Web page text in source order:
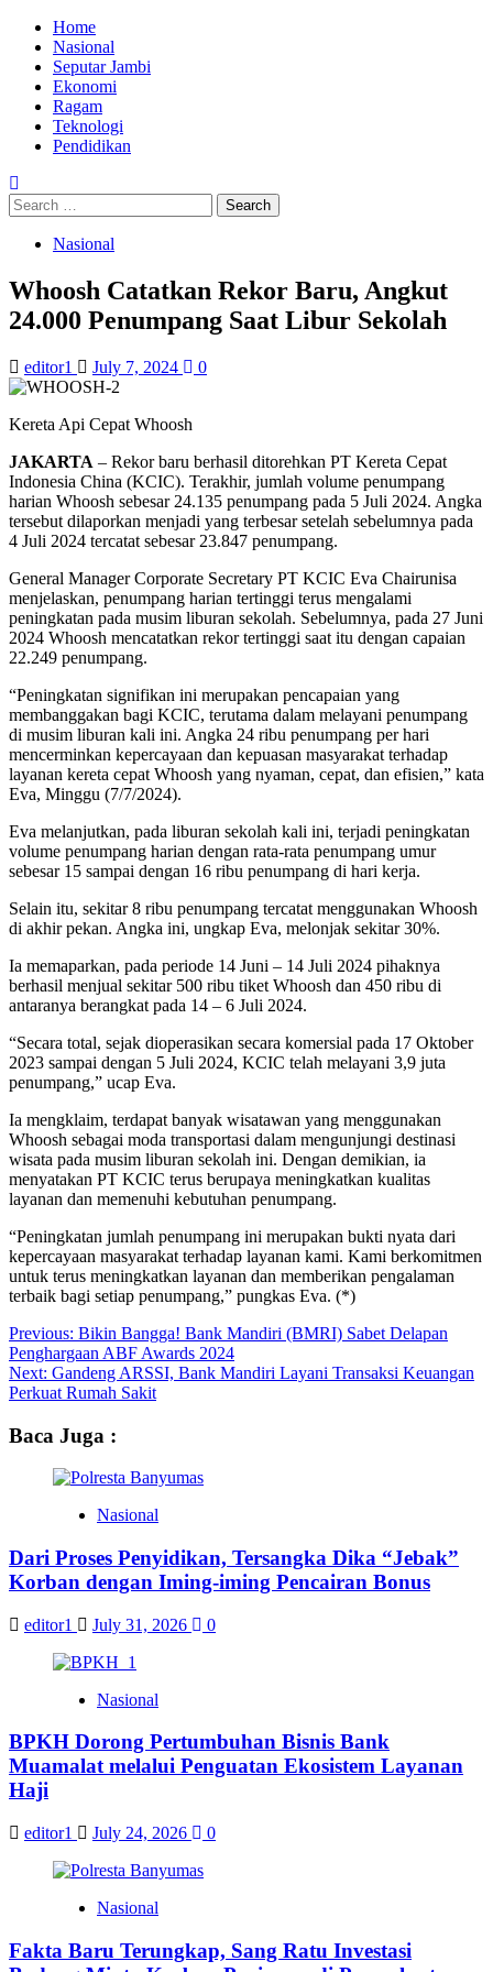
Skip
content
Primary
Menu
Home
Nasional
Seputar Jambi
Ekonomi
Ragam
Teknologi
Pendidikan
Search
for:
Nasional
Whoosh Catatkan Rekor Baru, Angkut
24.000 Penumpang Saat Libur Sekolah
editor1 July 7, 2024 0
Kereta Api Cepat Whoosh
JAKARTA – Rekor baru berhasil ditorehkan PT Kereta Cepat
Indonesia China (KCIC). Terakhir, jumlah volume penumpang
harian Whoosh sebesar 24.135 penumpang pada 5 Juli 2024. Angka
tersebut dilaporkan menjadi yang terbesar setelah sebelumnya pada
4 Juli 2024 tercatat sebesar 23.847 penumpang.
General Manager Corporate Secretary PT KCIC Eva Chairunisa
menjelaskan, penumpang harian tertinggi terus mengalami
peningkatan pada musim liburan sekolah. Sebelumnya, pada 27 Juni
2024 Whoosh mencatatkan rekor tertinggi saat itu dengan capaian
22.249 penumpang.
“Peningkatan signifikan ini merupakan pencapaian yang
membanggakan bagi KCIC, terutama dalam melayani penumpang
di musim liburan kali ini. Angka 24 ribu penumpang per hari
mencerminkan kepercayaan dan kepuasan masyarakat terhadap
layanan kereta cepat Whoosh yang nyaman, cepat, dan efisien,” kata
Eva, Minggu (7/7/2024).
Eva melanjutkan, pada liburan sekolah kali ini, terjadi peningkatan
volume penumpang harian dengan rata-rata penumpang umur
sebesar 15 sampai dengan 16 ribu penumpang di hari kerja.
Selain itu, sekitar 8 ribu penumpang tercatat menggunakan Whoosh
di akhir pekan. Angka ini, ungkap Eva, melonjak sekitar 30%.
Ia memaparkan, pada periode 14 Juni – 14 Juli 2024 pihaknya
berhasil menjual sekitar 500 ribu tiket Whoosh dan 450 ribu di
antaranya berangkat pada 14 – 6 Juli 2024.
“Secara total, sejak dioperasikan secara komersial pada 17 Oktober
2023 sampai dengan 5 Juli 2024, KCIC telah melayani 3,9 juta
penumpang,” ucap Eva.
Ia mengklaim, terdapat banyak wisatawan yang menggunakan
Whoosh sebagai moda transportasi dalam mengunjungi destinasi
wisata pada musim liburan sekolah ini. Dengan demikian, ia
menyatakan PT KCIC terus berupaya meningkatkan kualitas
layanan dan memenuhi kebutuhan penumpang.
“Peningkatan jumlah penumpang ini merupakan bukti nyata dari
kepercayaan masyarakat terhadap layanan kami. Kami berkomitmen
untuk terus meningkatkan layanan dan memberikan pengalaman
terbaik bagi setiap penumpang,” pungkas Eva. (*)
Post
navigation
Previous: Bikin Bangga! Bank Mandiri (BMRI) Sabet Delapan
Penghargaan ABF Awards 2024
Next: Gandeng ARSSI, Bank Mandiri Layani Transaksi Keuangan
Perkuat Rumah Sakit
Baca Juga :
Nasional
Dari Proses Penyidikan, Tersangka Dika “Jebak”
Korban dengan Iming-iming Pencairan Bonus
editor1 July 31, 2026 0
Nasional
BPKH Dorong Pertumbuhan Bisnis Bank
Muamalat melalui Penguatan Ekosistem Layanan
Haji
editor1 July 24, 2026 0
Nasional
Fakta Baru Terungkap, Sang Ratu Investasi